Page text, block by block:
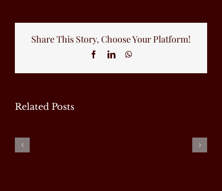
Share This Story, Choose Your Platform!
FacebookLinkedInWhatsApp
Related Posts